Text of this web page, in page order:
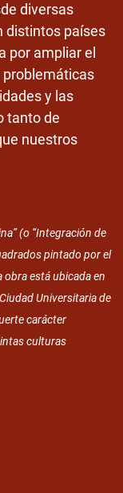
diversas
distintos países
por ampliar el
problemáticas
y las
tanto de
nuestros
(o “Integración de
pintado por el
obra está ubicada en
Universitaria de
carácter
culturas